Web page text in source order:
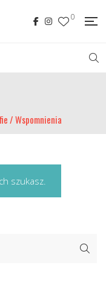
0
/ Wspomnienia
szukasz.